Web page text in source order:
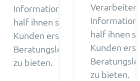
Informationen - und
half ihnen so, ihren
Kunden erstklassige
Beratungsleistungen
zu bieten.
Verarbeiten
half ihnen
Kunden
zu bieten.